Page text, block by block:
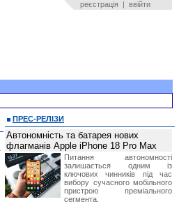
реєстрація | ввійти
ПРЕС-РЕЛІЗИ
Автономність та батарея нових
флагманів Apple iPhone 18 Pro Max
Питання автономності
залишається одним із
ключових чинників під час
вибору сучасного мобільного
пристрою преміального
сегмента.